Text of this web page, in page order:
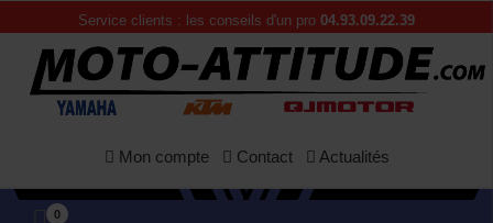
Service clients : les conseils d'un pro 04.93.09.22.39
Mon compte Contact Actualités
0